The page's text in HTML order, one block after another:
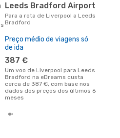
Leeds Bradford Airport
Para a rota de Liverpool a Leeds
Bradford
Preço médio de viagens só
de ida
387 €
Um voo de Liverpool para Leeds
Bradford na eDreams custa
cerca de 387 €, com base nos
dados dos preços dos últimos 6
meses